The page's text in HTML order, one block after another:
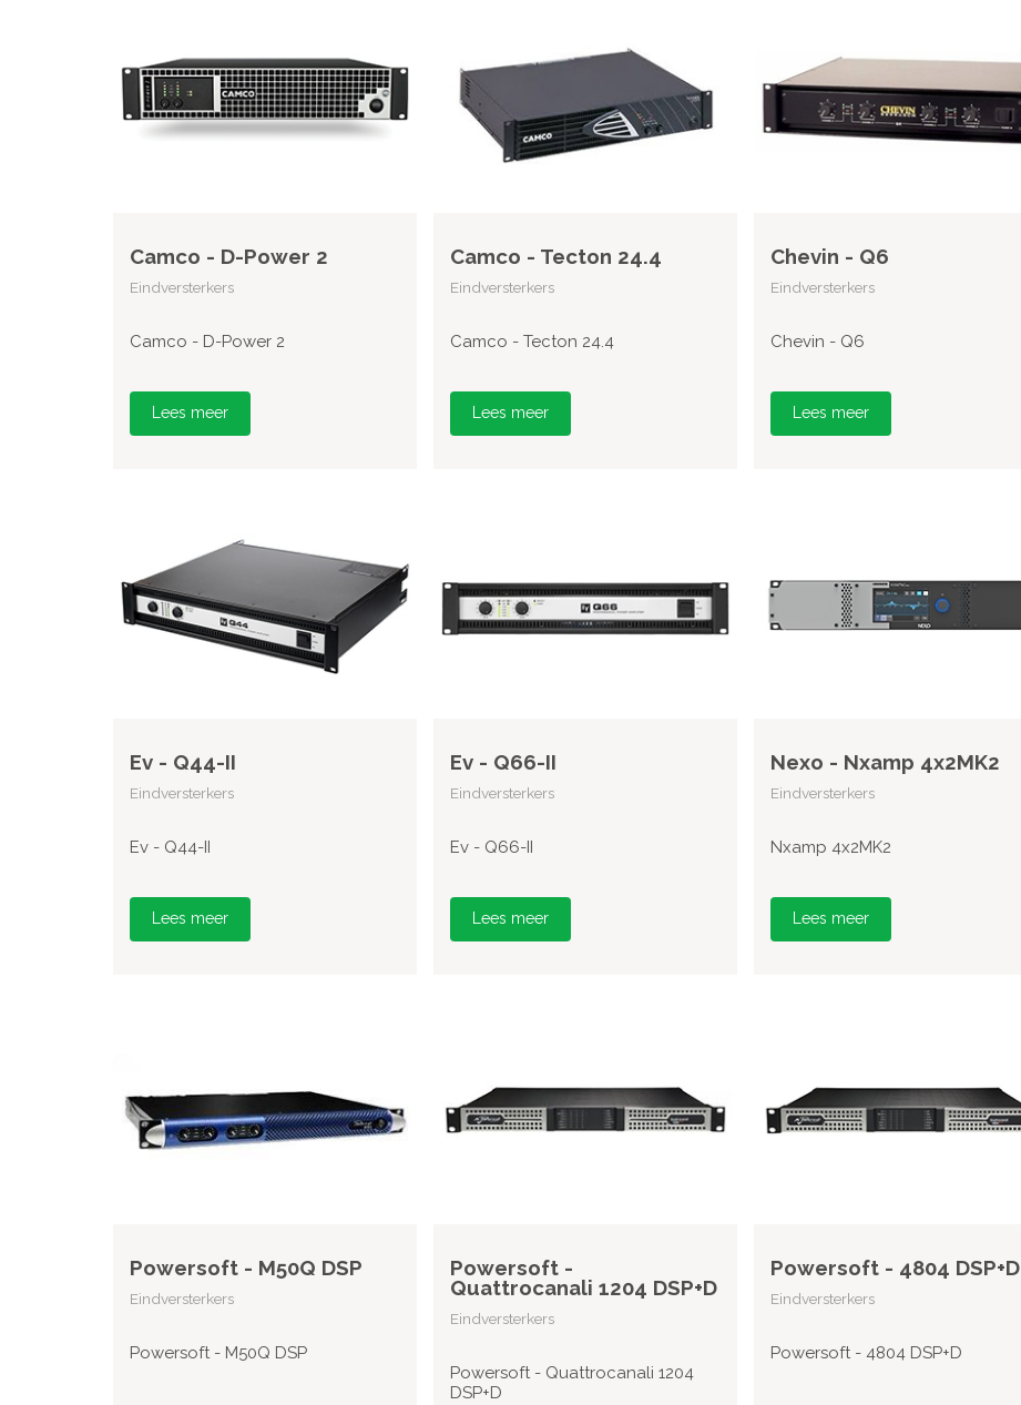
Camco - D-Power 2
Eindversterkers
Camco - D-Power 2
Lees meer
Camco - Tecton 24.4
Eindversterkers
Camco - Tecton 24.4
Lees meer
Chevin - Q6
Eindversterkers
Chevin - Q6
Lees meer
Ev - Q44-II
Eindversterkers
Ev - Q44-II
Lees meer
Ev - Q66-II
Eindversterkers
Ev - Q66-II
Lees meer
Nexo - Nxamp 4x2MK2
Eindversterkers
Nxamp 4x2MK2
Lees meer
Powersoft - M50Q DSP
Eindversterkers
Powersoft - M50Q DSP
Powersoft -
Quattrocanali 1204 DSP+D
Eindversterkers
Powersoft - Quattrocanali 1204
DSP+D
Powersoft - 4804 DSP+D
Eindversterkers
Powersoft - 4804 DSP+D